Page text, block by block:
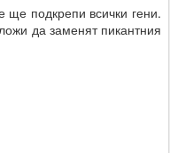
подкрепи всички гени.
да заменят пикантния